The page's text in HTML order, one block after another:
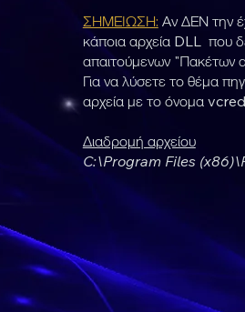
ΣΗΜΕΙΩΣΗ: Αν ΔΕΝ την
κάποια αρχεία DLL που
απαιτούμενων "Πακέτων
Για να λύσετε το θέμα
αρχεία με το όνομα
Διαδρομή αρχείου
C:\Program Files